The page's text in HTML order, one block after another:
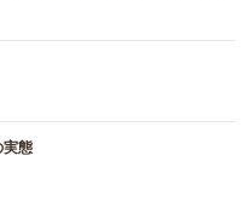
実態